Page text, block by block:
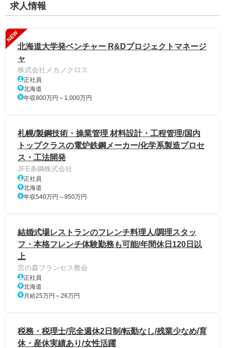
求人情報
NEW
北海道大学発ベンチャー R&Dプロジェクトマネージ
ャ
株式会社メカノクロス
正社員
北海道
年収800万円～1,000万円
札幌/製鋼技術・操業管理 材料設計・工程管理/国内
トップクラスの電炉鉄鋼メーカー/化学系製造プロセ
ス・工法開発
JFE条鋼株式会社
正社員
北海道
年収540万円～950万円
結婚式場レストランのフレンチ料理人/調理スタッ
フ・本格フレンチ体験勤務も可能/年間休日120日以
上
宮の森フランセス教会
正社員
北海道
月給25万円～26万円
税務・税理士/完全週休2日制/転勤なし/残業少なめ/育
休・産休実績あり/女性活躍